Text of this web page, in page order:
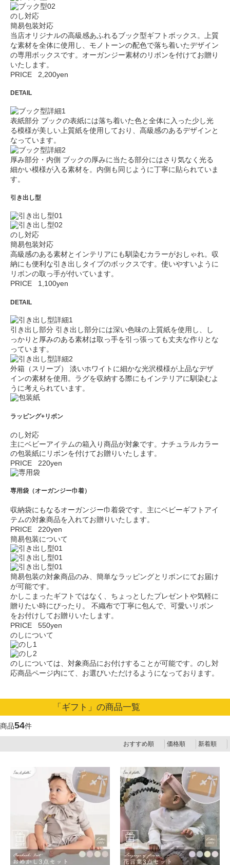
のし対応
簡易包装対応
当店オリジナルの高級感あふれるブック型ギフトボックス。上質
な素材を全体に使用し、モノトーンの配色で落ち着いたデザイン
の専用ボックスです。オーガンジー素材のリボンを付けてお贈り
いたします。
PRICE 2,200yen
DETAIL
表紙部分 ブックの表紙には落ち着いた色と全体に入った少し光
る模様が美しい上質紙を使用しており、高級感のあるデザインと
なっています。
厚み部分・内側 ブックの厚みに当たる部分にはさり気なく光る
細かい模様が入る素材を。内側も同じように丁寧に貼られていま
す。
引き出し型
のし対応
簡易包装対応
高級感のある素材とインテリアにも馴染むカラーがおしゃれ。収
納にも便利な引き出しタイプのボックスです。使いやすいように
リボンの取っ手が付いています。
PRICE 1,100yen
DETAIL
引き出し部分 引き出し部分には深い色味の上質紙を使用し、し
っかりと厚みのある素材は取っ手を引っ張っても丈夫な作りとな
っています。
外箱（スリーブ）
淡いホワイトに細かな光沢模様が上品なデザ
インの素材を使用。ラグを収納する際にもインテリアに馴染むよ
うに考えられています。
ラッピング+リボン
のし対応
主にベビーアイテムの箱入り商品が対象です。ナチュラルカラー
の包装紙にリボンを付けてお贈りいたします。
PRICE 220yen
専用袋（オーガンジー巾着）
収納袋にもなるオーガンジー巾着袋です。主にベビーギフトアイ
テムの対象商品を入れてお贈りいたします。
PRICE 220yen
簡易包装について
簡易包装の対象商品のみ、簡単なラッピングとリボンにてお届け
が可能です。
かしこまったギフトではなく、ちょっとしたプレゼントや気軽に
贈りたい時にぴったり。
不織布で丁寧に包んで、可愛いリボン
をお付けしてお贈りいたします。
PRICE 550yen
のしについて
のしについては、対象商品にお付けすることが可能です。のし対
応商品ページ内にて、お選びいただけるようになっております。
「ギフト」の商品一覧
商品54件
おすすめ順 価格順 新着順